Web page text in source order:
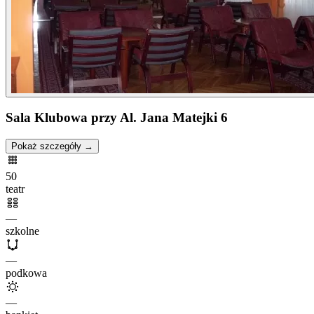
Sala Klubowa przy Al. Jana Matejki 6
Pokaż szczegóły →
50
teatr
—
szkolne
—
podkowa
—